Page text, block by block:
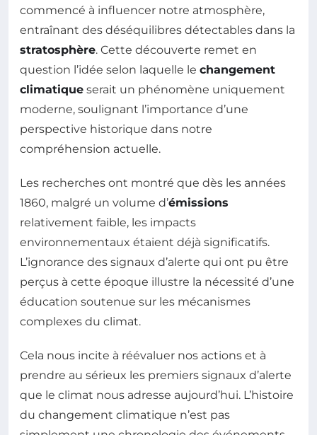
commencé à influencer notre atmosphère,
entraînant des déséquilibres détectables dans la
stratosphère. Cette découverte remet en
question l’idée selon laquelle le changement
climatique serait un phénomène uniquement
moderne, soulignant l’importance d’une
perspective historique dans notre
compréhension actuelle.
Les recherches ont montré que dès les années
1860, malgré un volume d’émissions
relativement faible, les impacts
environnementaux étaient déjà significatifs.
L’ignorance des signaux d’alerte qui ont pu être
perçus à cette époque illustre la nécessité d’une
éducation soutenue sur les mécanismes
complexes du climat.
Cela nous incite à réévaluer nos actions et à
prendre au sérieux les premiers signaux d’alerte
que le climat nous adresse aujourd’hui. L’histoire
du changement climatique n’est pas